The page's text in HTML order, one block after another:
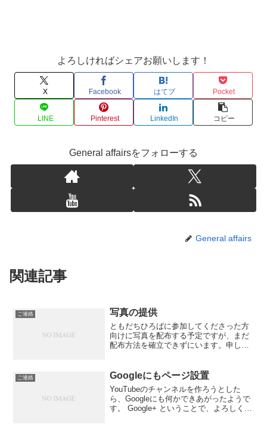
よろしければシェアお願いします！
X Facebook はてブ Pocket
LINE Pinterest LinkedIn コピー
General affairsをフォローする
General affairs
関連記事
ご連絡 写真の提供
ともだちひろばに参加してくださった方
向けに写真を配布する予定ですが、まだ
配布方法を確立できずにいます。申し訳
いただいたアドレスにご案内を差し上げ
ます。 もうしばらくお...
ご連絡 Googleにもページ設置
YouTubeのチャンネルを作ろうとした
ら、Googleにも何かできあがったようで
す。 Google+ ということで、よろしくお